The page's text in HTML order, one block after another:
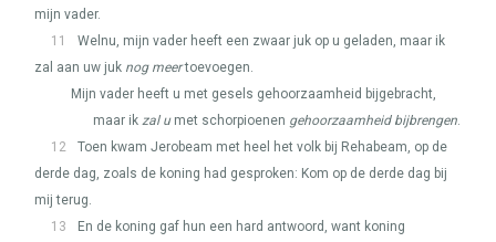
mijn vader.
11
Welnu, mijn vader heeft een zwaar juk op u geladen, maar ik
zal aan uw juk nog meertoevoegen.
Mijn vader heeft u met gesels gehoorzaamheid bijgebracht,
maar ik zal umet schorpioenen gehoorzaamheid bijbrengen.
12
Toen kwam Jerobeam met heel het volk bij Rehabeam, op de
derde dag, zoals de koning had gesproken: Kom op de derde dag bij
mij terug.
13
En de koning gaf hun een hard antwoord, want koning